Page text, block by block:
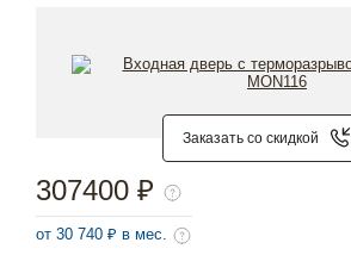
Заказать со скидкой
307400 ₽
от 30 740 ₽ в мес.